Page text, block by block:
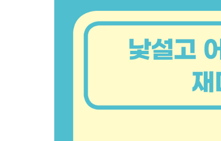
고전 회화의 완전한 붕괴, 파블로 피카소
4세대 추상 미술: 근대화의 상징, 추상화의 탄생
추상화를 탄생시킨 젊은 법대 교수, 바실리 칸딘스
모더니즘의 틈 모더니즘 회화의 비주류, 초현실주의
5세대 추상표현주의: 모더니즘 회화의 완성